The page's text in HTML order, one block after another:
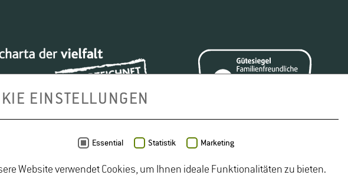
EINSTELLUNGEN
Essential Statistik Marketing
Website verwendet Cookies, um Ihnen ideale Funktionalitäten zu bieten.